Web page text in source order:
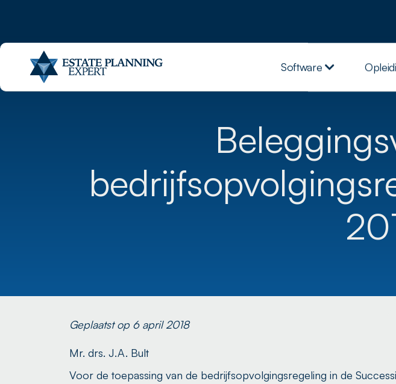
Software
Geplaatst op 6 april 2018
Mr. drs. J.A. Bult
Voor de toepassing van de bedrijfsopvolgingsregeling in de